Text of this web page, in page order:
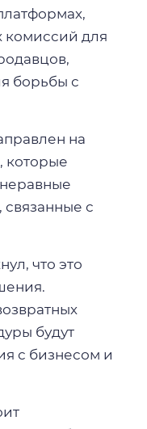
комиссий для
борьбы с
на
которые
с
что это
будут
с бизнесом и